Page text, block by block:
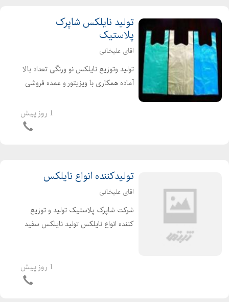
تولید نایلکس شاپرک
پلاستیک
اقای علیخانی
تولید وتوزیع نایلکس نو ورنگی تعداد بالا
آماده همکاری با ویزیتور و عمده فروشی
ارزش افزوده برای شرکت ها ونهادها و
1 روز پیش
تولیدکننده انواع نایلکس
اقای علیخانی
شرکت شاپرک پلاستیک تولید و توزیع
کننده انواع نایلکس تولید نایلکس سفید
و مناسب برای استفاده در سوپرمارکت،
1 روز پیش